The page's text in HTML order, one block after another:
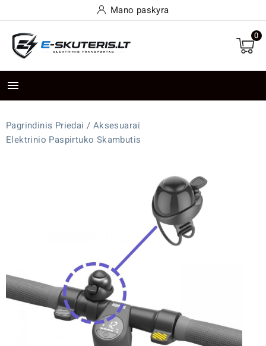
Mano paskyra
0

Pagrindinis Priedai / Aksesuarai
Elektrinio Paspirtuko Skambutis